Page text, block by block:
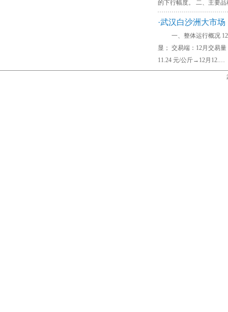
的下行幅度。 二、主要
·武汉白沙洲大市
一、整体运行概况 12
显； 交易端：12月交易
11.24 元/公斤→12月12.…